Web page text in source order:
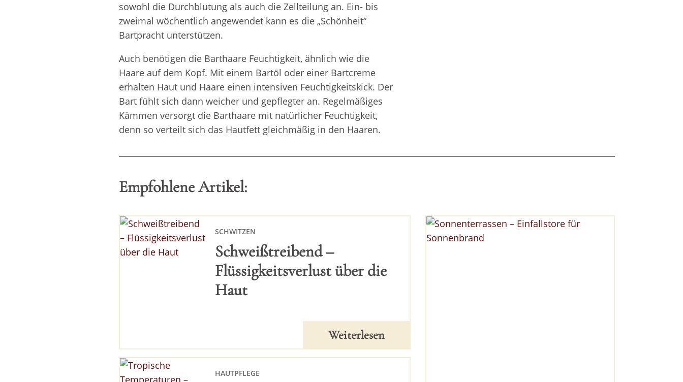
sowohl die Durchblutung als auch die Zellteilung an. Ein- bis
zweimal wöchentlich angewendet kann es die „Schönheit“
Bartpracht unterstützen.
Auch benötigen die Barthaare Feuchtigkeit, ähnlich wie die
Haare auf dem Kopf. Mit einem Bartöl oder einer Bartcreme
erhalten Haut und Haare einen intensiven Feuchtigkeitskick. Der
Bart fühlt sich dann weicher und gepflegter an. Regelmäßiges
Kämmen versorgt die Barthaare mit natürlicher Feuchtigkeit,
denn so verteilt sich das Hautfett gleichmäßig in den Haaren.
Empfohlene Artikel:
Schweißtreibend –
Flüssigkeitsverlust über die
Haut
SCHWITZEN
Weiterlesen
HAUTPFLEGE